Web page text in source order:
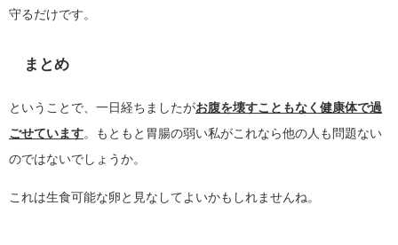
守るだけです。
まとめ
ということで、一日経ちましたがお腹を壊すこともなく健康体で過
ごせています。もともと胃腸の弱い私がこれなら他の人も問題ない
のではないでしょうか。
これは生食可能な卵と見なしてよいかもしれませんね。